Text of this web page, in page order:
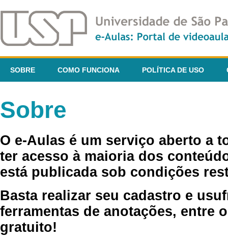
SOBRE COMO FUNCIONA POLÍTICA DE USO
Sobre
O e-Aulas é um serviço aberto a
ter acesso à maioria dos
está publicada sob condições
Basta realizar seu cadastro e
ferramentas de anotações, entre
gratuito!